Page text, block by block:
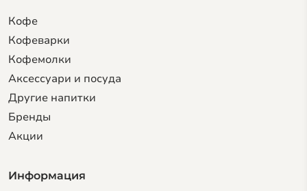
Кофе
Кофеварки
Кофемолки
Аксессуари и посуда
Другие напитки
Бренды
Акции
Информация